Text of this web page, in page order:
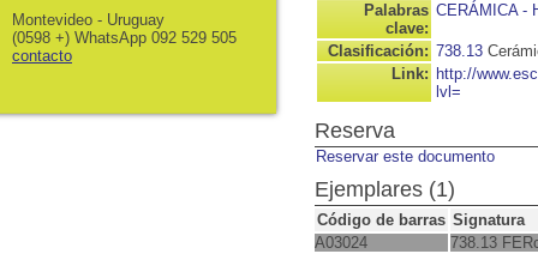
Palabras
clave:
CERÁMICA -
Clasificación: 738.13
Link: http://
lvl=
Reserva
Reservar este documento
Ejemplares (1)
Código de barras Signatura
A03024
738.13
Montevideo - Uruguay
(0598 +) WhatsApp 092 529 505
contacto